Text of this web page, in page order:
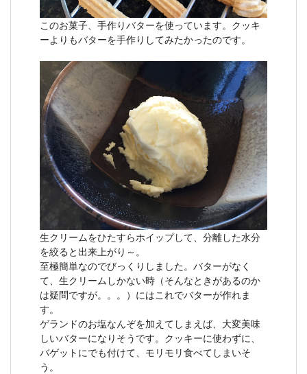
このお菓子、手作りバターを使っています。クッキ
ーよりもバターを手作りしてみたかったのです。
生クリームをひたすらホイップして、分離した水分
を絞ると出来上がり～。
至極簡単なのでびっくりしました。バターがなく
て、生クリームしかない時（そんなときがあるのか
は疑問ですが。。。）にはこれでバターが作れま
す。
ゲランドのお塩なんぞを加えてしまえば、大変美味
しいバターになりそうです。クッキーに使わずに、
バゲットにでも付けて、モリモリ食べてしまいそ
う。